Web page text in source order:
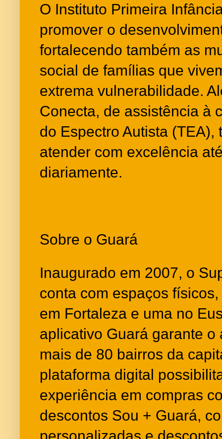
O Instituto Primeira
promover o
fortalecendo também as
social de famílias que
extrema vulnerabilidade.
Conecta, de assistência à
do Espectro Autista (TEA),
atender com excelência
diariamente.
Sobre o Guará
Inaugurado em 2007, o
conta com espaços
em Fortaleza e uma no
aplicativo Guará garante o
mais de 80 bairros da
plataforma digital
experiência em compras
descontos Sou + Guará,